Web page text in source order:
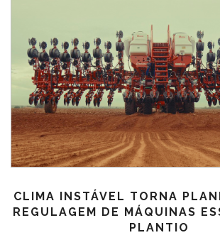
CLIMA INSTÁVEL TORNA
REGULAGEM DE MÁQUINAS
PLANTIO